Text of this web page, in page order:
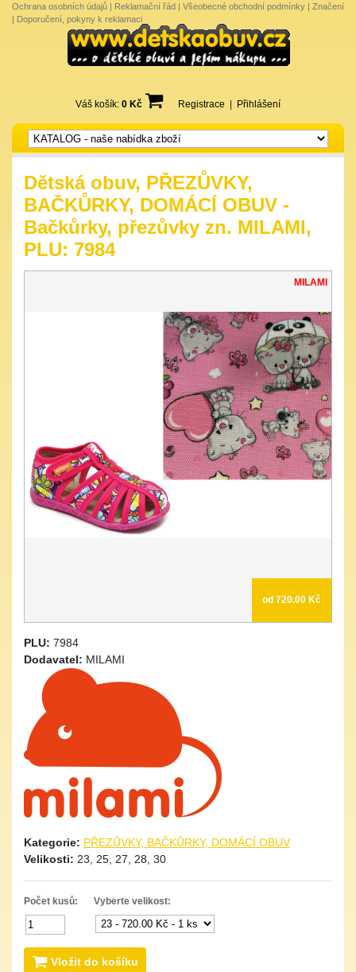
Ochrana osobních údajů | Reklamační řád | Všeobecné obchodní podmínky | Značení
| Doporučení, pokyny k reklamaci
Váš košík: 0 Kč Registrace Přihlášení
Dětská obuv, PŘEZŮVKY,
BAČKŮRKY, DOMÁCÍ OBUV -
Bačkůrky, přezůvky zn. MILAMI,
PLU: 7984
MILAMI
od 720.00 Kč
PLU: 7984
Dodavatel: MILAMI
Kategorie: PŘEZŮVKY, BAČKŮRKY, DOMÁCÍ OBUV
Velikosti: 23, 25, 27, 28, 30
Počet kusů: Vyberte velikost:
Vložit do košíku